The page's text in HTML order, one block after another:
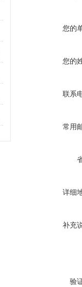
您的
您的
联系
常用
详细
补充
验